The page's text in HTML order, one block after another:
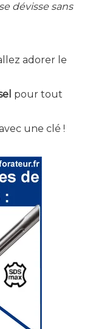
dévisse sans
adorer le
pour tout
une clé !